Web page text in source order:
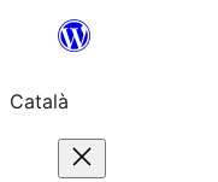
contingut
Català